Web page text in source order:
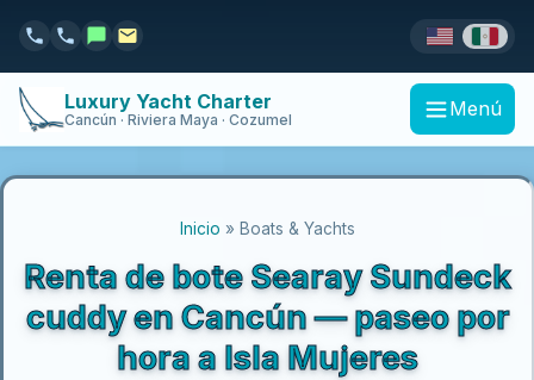
Luxury Yacht Charter
Cancún · Riviera Maya · Cozumel Menú
Inicio » Boats & Yachts
Renta de bote Searay Sundeck
cuddy en Cancún — paseo por
hora a Isla Mujeres